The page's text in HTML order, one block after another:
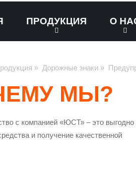
ПРОДУКЦИЯ О
» Дорожные знаки »
МЫ?
с компанией «ЮСТ» – это выгодно
и получение качественной